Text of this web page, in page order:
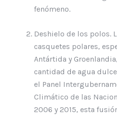
fenómeno.
Deshielo de los polos.
casquetes polares,
Antártida y
cantidad de agua
el Panel
Climático de las
2006 y 2015, esta